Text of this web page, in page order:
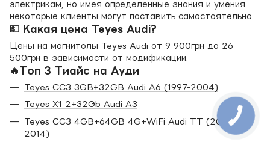
электрикам, но имея определенные знания и умения
некоторые клиенты могут поставить самостоятельно.
💵 Какая цена Teyes Audi?
Цены на магнитолы Teyes Audi от 9 900грн до 26
500грн в зависимости от модификации.
🔥Топ 3 Тиайс на Ауди
Teyes CC3 3GB+32GB Audi A6 (1997-2004)
Teyes X1 2+32Gb Audi A3
Teyes CC3 4GB+64GB 4G+WiFi Audi TT (2006-
2014)